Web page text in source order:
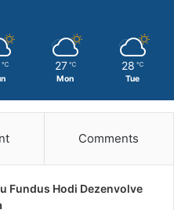
℃ 27 ℃
Mon
28 ℃
Tue
Comments
Fundus Hodi Dezenvolve